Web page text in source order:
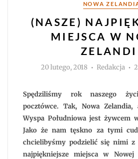
NOWA
(NASZE)
MIEJSCA W
20 lutego, 2018 Autor
Redakcja
Spędziliśmy rok naszego
pocztówce. Tak, Nowa
Wyspa Południowa jest żywcem
Jako że nam tęskno za tymi
chcielibyśmy podzielić się nimi z
najpiękniejsze miejsca w